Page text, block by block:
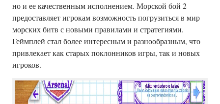
но и ее качественным исполнением. Морской бой 2
предоставляет игрокам возможность погрузиться в мир
морских битв с новыми правилами и стратегиями.
Геймплей стал более интересным и разнообразным, что
привлекает как старых поклонников игры, так и новых
игроков.